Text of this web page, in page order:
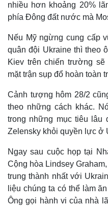
nhiều hơn khoảng 20%
phía Đông đất nước mà
Nếu Mỹ ngừng cung cấp
quân đội Ukraine thì theo
Kiev trên chiến trường
mặt trận sụp đổ hoàn toàn
Cảnh tượng hôm 28/2
theo những cách khác.
trong những mục tiêu lâu
Zelensky khỏi quyền lực ở
Ngay sau cuộc họp tại
Cộng hòa Lindsey
trung thành nhất với
liệu chúng ta có thể làm
Ông gọi hành vi của nhà